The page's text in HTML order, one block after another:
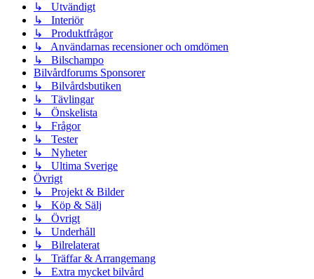
↳ Utvändigt
↳ Interiör
↳ Produktfrågor
↳ Användarnas recensioner och omdömen
↳ Bilschampo
Bilvårdforums Sponsorer
↳ Bilvårdsbutiken
↳ Tävlingar
↳ Önskelista
↳ Frågor
↳ Tester
↳ Nyheter
↳ Ultima Sverige
Övrigt
↳ Projekt & Bilder
↳ Köp & Sälj
↳ Övrigt
↳ Underhåll
↳ Bilrelaterat
↳ Träffar & Arrangemang
↳ Extra mycket bilvård